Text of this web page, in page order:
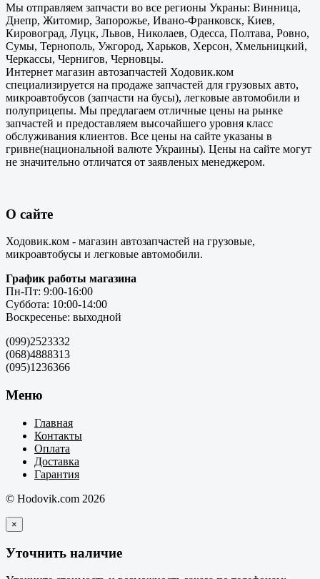
Мы отправляем запчасти во все регионы Украны: Винница,
Днепр, Житомир, Запорожье, Ивано-Франковск, Киев,
Кировоград, Луцк, Львов, Николаев, Одесса, Полтава, Ровно,
Сумы, Тернополь, Ужгород, Харьков, Херсон, Хмельницкий,
Черкассы, Чернигов, Черновцы.
Интернет магазин автозапчастей Ходовик.ком
специализируется на продаже запчастей для грузовых авто,
микроавтобусов (запчасти на бусы), легковые автомобили и
полуприцепы. Мы предлагаем отличные цены на рынке
запчастей и предоставляем высочайшего уровня класс
обслуживания клиентов. Все цены на сайте указаны в
гривне(национальной валюте Украины). Цены на сайте могут
не значительно отличатся от заявленых менеджером.
О сайте
Ходовик.ком - магазин автозапчастей на грузовые,
микроавтобусы и легковые автомобили.
График работы магазина
Пн-Пт: 9:00-16:00
Суббота: 10:00-14:00
Воскресенье: выходной
(099)2523332
(068)4888313
(095)1236366
Меню
Главная
Контакты
Оплата
Доставка
Гарантия
© Hodovik.com 2026
×
Уточнить наличие